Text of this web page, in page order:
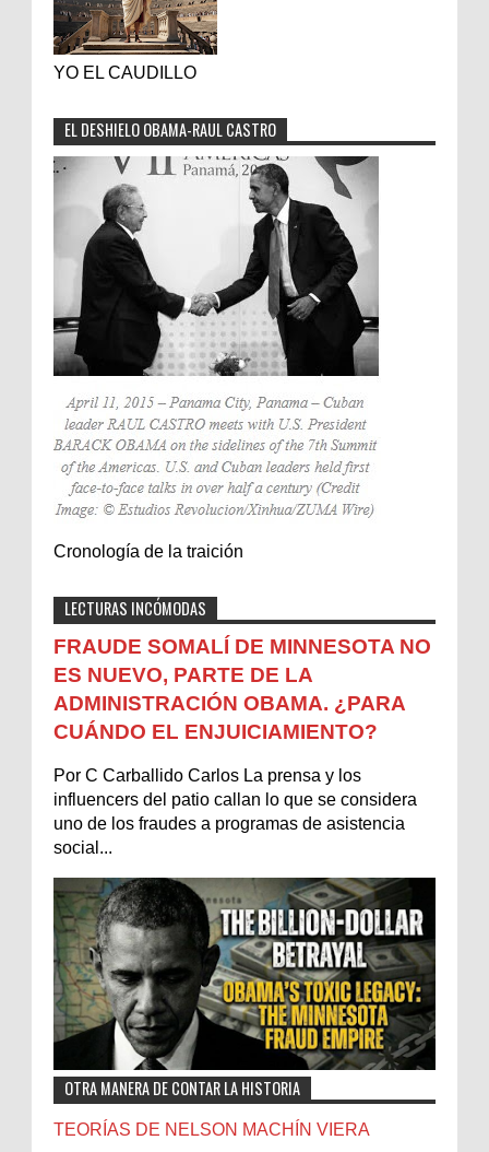
YO EL CAUDILLO
EL DESHIELO OBAMA-RAUL CASTRO
Cronología de la traición
LECTURAS INCÓMODAS
FRAUDE SOMALÍ DE MINNESOTA NO
ES NUEVO, PARTE DE LA
ADMINISTRACIÓN OBAMA. ¿PARA
CUÁNDO EL ENJUICIAMIENTO?
Por C Carballido Carlos La prensa y los
influencers del patio callan lo que se considera
uno de los fraudes a programas de asistencia
social...
OTRA MANERA DE CONTAR LA HISTORIA
TEORÍAS DE NELSON MACHÍN VIERA